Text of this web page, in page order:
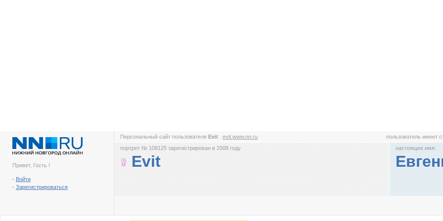
Привет, Гость !
- Войти
- Зарегистрироваться
Персональный сайт пользователя Evit : evit.www.nn.ru пользователь имеет
портрет № 108125 зарегистрирован в 2008 году
Evit
настоящее имя: